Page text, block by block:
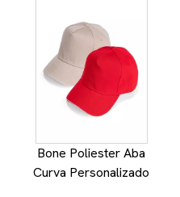
Bone Poliester Aba
Curva Personalizado